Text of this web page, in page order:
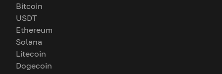
Bitcoin
USDT
Ethereum
Solana
Litecoin
Dogecoin